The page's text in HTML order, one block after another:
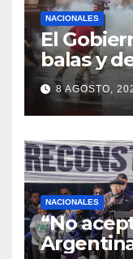
NACIONALES
El
balas y
protesta
8 AGOSTO,
NACIONALES
“No